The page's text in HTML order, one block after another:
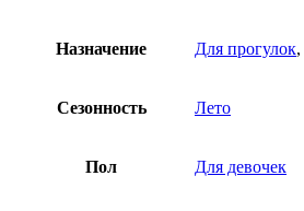
Назначение Для прогулок,
Сезонность Лето
Пол Для девочек